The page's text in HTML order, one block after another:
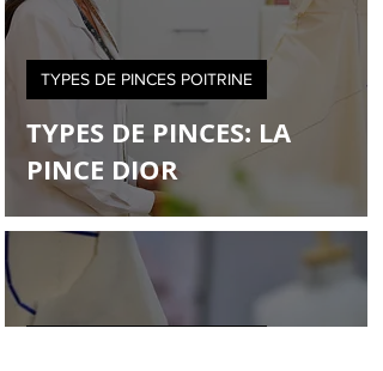
TYPES DE PINCES: LA
PINCE DIOR
TYPES DE PINCES POITRINE